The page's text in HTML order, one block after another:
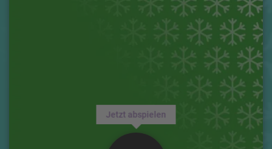
Jetzt abspielen